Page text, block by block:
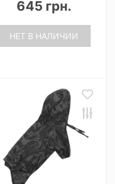
645 грн.
НЕТ В НАЛИЧИИ